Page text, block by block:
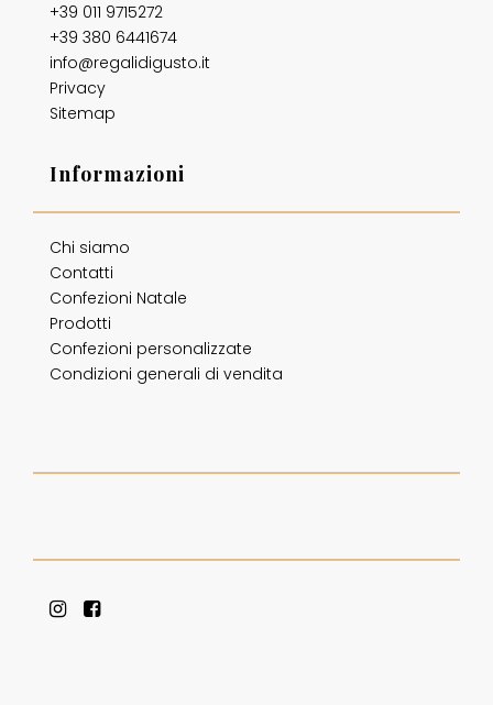
+39 011 9715272
+39 380 6441674
info@regalidigusto.it
Privacy
Sitemap
Informazioni
Chi siamo
Contatti
Confezioni Natale
Prodotti
Confezioni personalizzate
Condizioni generali di vendita